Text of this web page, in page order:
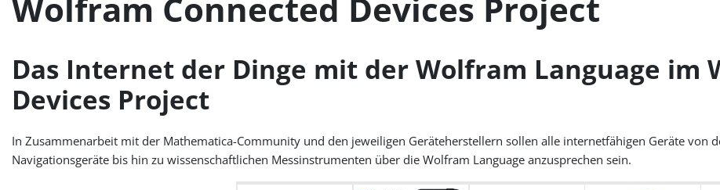
Wolfram Connected Devices Project
Das Internet der Dinge mit der Wolfram Language im
Devices Project
In Zusammenarbeit mit der Mathematica-Community und den jeweiligen Geräteherstellern sollen alle internetfähigen Geräte von
Navigationsgeräte bis hin zu wissenschaftlichen Messinstrumenten über die Wolfram Language anzusprechen sein.